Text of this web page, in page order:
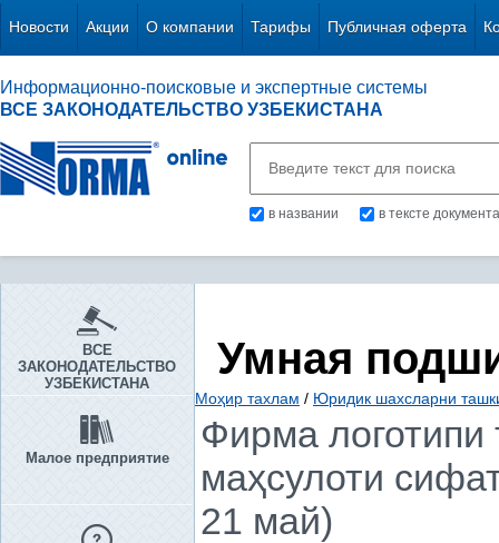
Новости Акции О компании Тарифы Публичная оферта
Информационно-поисковые и экспертные системы
ВСЕ ЗАКОНОДАТЕЛЬСТВО УЗБЕКИСТАНА
в названии в тексте документа
ВСЕ
ЗАКОНОДАТЕЛЬСТВО
УЗБЕКИСТАНА
Малое предприятие
Умная
Моҳир тахлам / Юридик шахсларни
Фирма логотипи
маҳсулоти
21 май)